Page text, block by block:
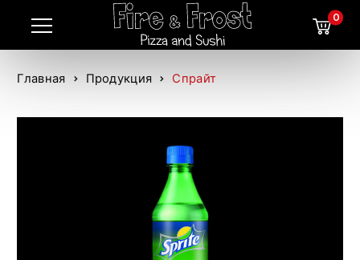
0
Главная Продукция Спрайт